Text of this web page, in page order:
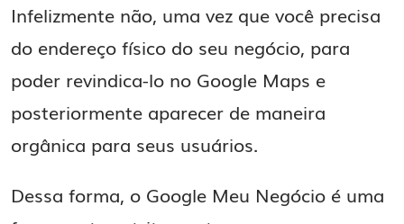
Infelizmente não, uma vez que você precisa
do endereço físico do seu negócio, para
poder revindica-lo no Google Maps e
posteriormente aparecer de maneira
orgânica para seus usuários.
Dessa forma, o Google Meu Negócio é uma